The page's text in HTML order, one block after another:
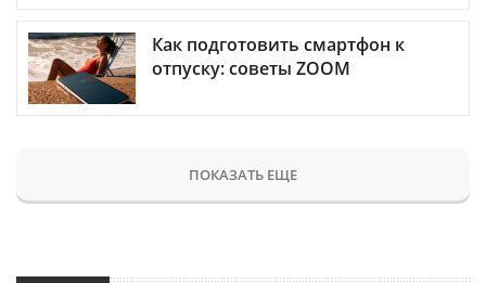
Как подготовить смартфон к
отпуску: советы ZOOM
ПОКАЗАТЬ ЕЩЕ